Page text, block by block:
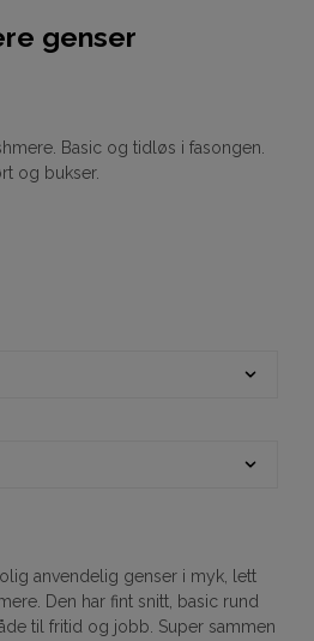
genser
Basic og tidløs i fasongen.
og bukser.
anvendelig genser i myk, lett
Den har fint snitt, basic rund
til fritid og jobb. Super sammen